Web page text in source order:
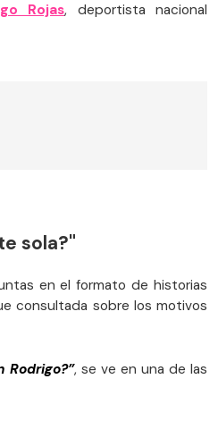
Rojas, deportista nacional
sola?"
en el formato de historias
consultada sobre los motivos
Rodrigo?”, se ve en una de las